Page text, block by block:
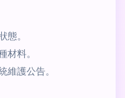
態。
材料。
維護公告。